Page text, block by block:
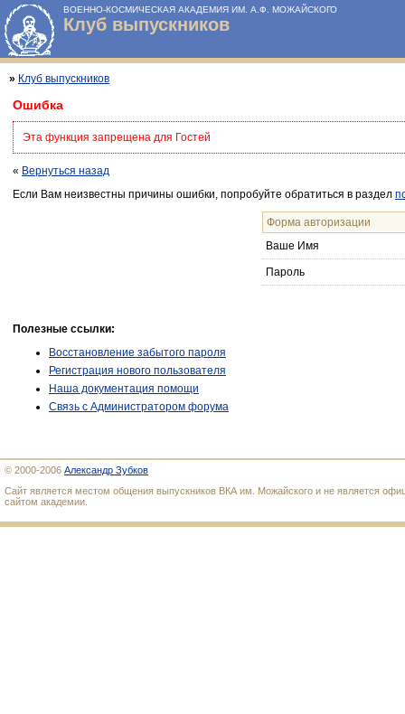
ВОЕННО-КОСМИЧЕСКАЯ АКАДЕМИЯ ИМ. А.Ф. МОЖАЙСКОГО
Клуб выпускников
» Клуб выпускников
Ошибка
Эта функция запрещена для Гостей
« Вернуться назад
Если Вам неизвестны причины ошибки, попробуйте обратиться в раздел
Форма авторизации
Ваше Имя
Пароль
Полезные ссылки:
Восстановление забытого пароля
Регистрация нового пользователя
Наша документация помощи
Связь с Администратором форума
© 2000-2006 Александр Зубков
Сайт является местом общения выпускников ВКА им. Можайского и не является
сайтом академии.